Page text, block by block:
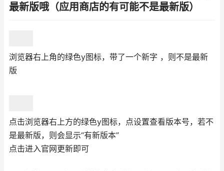
最新版哦（应用商店的有可能不是最新版）
浏览器右上角的绿色y图标，带了一个新字 ，则不是最新
版
点击浏览器右上方的绿色y图标，点设置查看版本号，若不
是最新版，则会显示“有新版本”
点击进入官网更新即可